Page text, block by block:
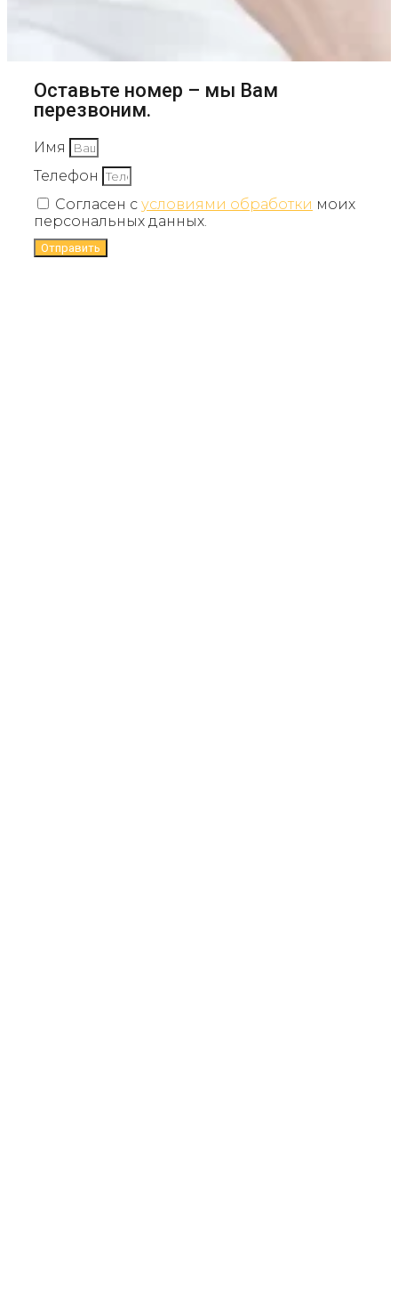
Оставьте номер – мы Вам
перезвоним.
Имя
Телефон
Согласен с условиями обработки моих
персональных данных.
Отправить